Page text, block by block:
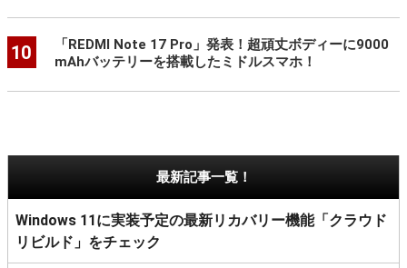
10
「REDMI Note 17 Pro」発表！超頑丈ボディーに9000
mAhバッテリーを搭載したミドルスマホ！
最新記事一覧！
Windows 11に実装予定の最新リカバリー機能「クラウド
リビルド」をチェック